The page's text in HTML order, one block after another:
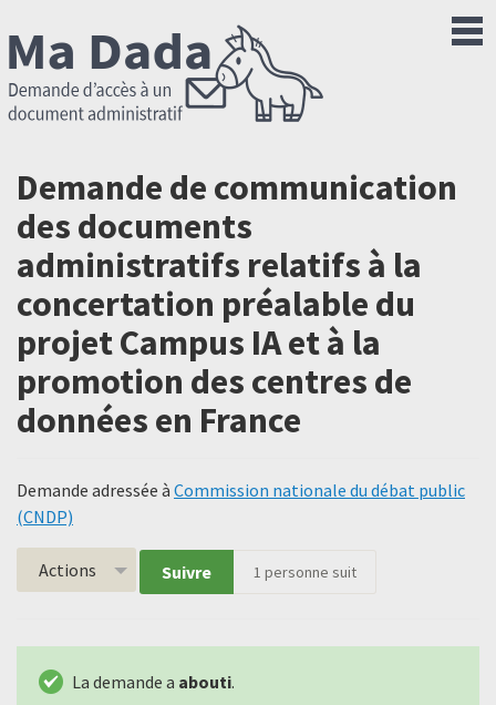
Demande de communication
des documents
administratifs relatifs à la
concertation préalable du
projet Campus IA et à la
promotion des centres de
données en France
Demande adressée à Commission nationale du débat public
(CNDP)
Actions Suivre 1 personne suit
La demande a abouti.